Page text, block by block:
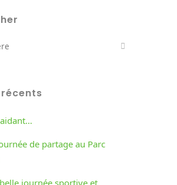
de partage au Parc
belle journée sportive et